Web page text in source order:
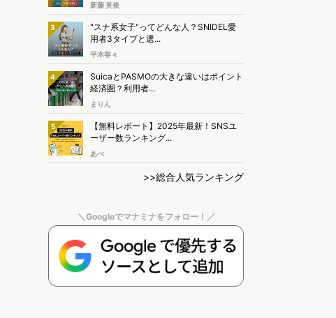
新藤 英俊
3
"スナ系女子"ってどんな人？SNIDEL愛
用者3タイプと選...
平本寧々
4
SuicaとPASMOの大きな違いはポイント
経済圏？利用者...
まりん
5
【無料レポート】2025年最新！SNSユ
ーザー数ランキング...
あべ
>>総合人気ランキング
＼Googleでマナミナをフォロー！／